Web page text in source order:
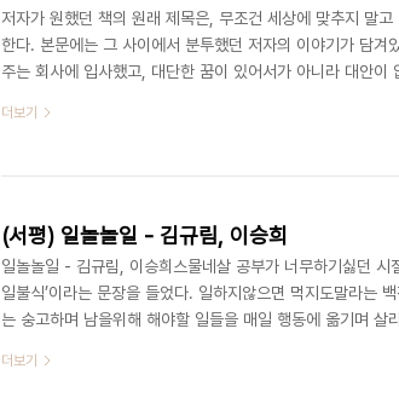
저자가 원했던 책의 원래 제목은, 무조건 세상에 맞추지 말
한다. 본문에는 그 사이에서 분투했던 저자의 이야기가 담
주는 회사에 입사했고, 대단한 꿈이 있어서가 아니라 대안이
계발서 영역에 꽂히기를 희망하지 않았던 그는 이 책에서 무
지 않았을까 싶다. ‘그랬지요‘ 문장에서 보이는 각자의
더보기
(서평) 일놀놀일 - 김규림, 이승희
일놀놀일 - 김규림, 이승희스물네살 공부가 너무하기싫던 시
일불식’이라는 문장을 들었다. 일하지않으면 먹지도말라는
는 숭고하며 남을위해 해야할 일들을 매일 행동에 옮기며 살
니까. 그런데 본인이 좋아하는걸 업으로 삼고있는 두 저자는
더보기